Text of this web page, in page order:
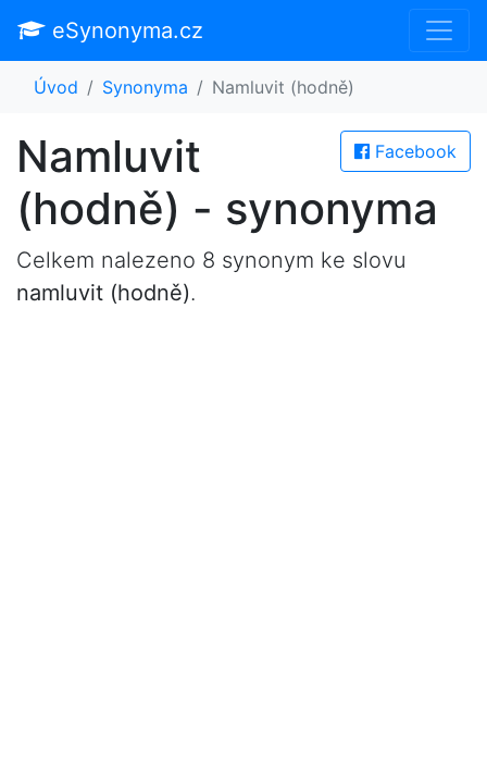
eSynonyma.cz
Úvod Synonyma Namluvit (hodně)
Facebook
Namluvit
(hodně) - synonyma
Celkem nalezeno 8 synonym ke slovu
namluvit (hodně).